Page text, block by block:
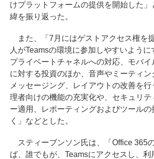
けプラットフォームの提供を開始した」
緯を振り返った。
また、「7月にはゲストアクセス権を
人がTeamsの環境に参加しやすいように
プライベートチャネルへの対応、モバイ
に対する投資のほか、音声やミーティン
メッセージング、レイアウトの改善を
理者向けの機能の充実化や、セキュリテ
ー適用、レポーティングおよびツールの
く」などとした。
スティーブンソン氏は、「Office 365
ば、誰でもが、Teamsにアクセスし、利